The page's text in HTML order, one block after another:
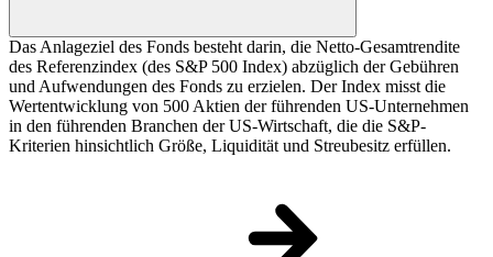
Das Anlageziel des Fonds besteht darin, die Netto-Gesamtrendite
des Referenzindex (des S&P 500 Index) abzüglich der Gebühren
und Aufwendungen des Fonds zu erzielen. Der Index misst die
Wertentwicklung von 500 Aktien der führenden US-Unternehmen
in den führenden Branchen der US-Wirtschaft, die die S&P-
Kriterien hinsichtlich Größe, Liquidität und Streubesitz erfüllen.